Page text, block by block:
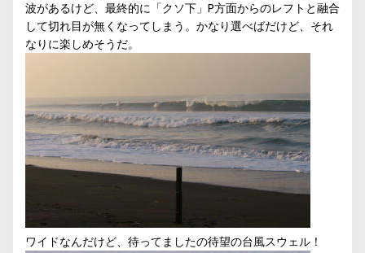
波があるけど、最終的に「クソ下」P方面からのレフトと融合
して切れ目が無くなってしまう。かなり選べばだけど、それ
なりに楽しめそうだ。
ワイドなんだけど、待ってましたの待望の台風スウェル！